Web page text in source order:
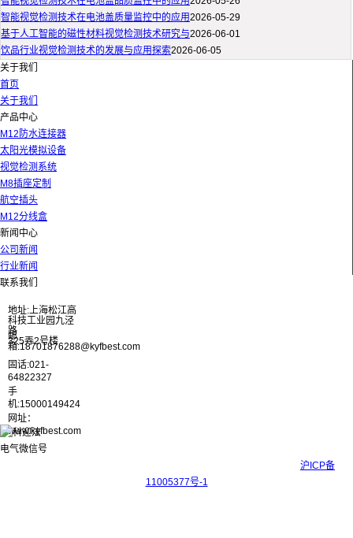
智能视觉检测技术在电池盖质量监控中的应用2026-05-29
基于人工智能的磁性材料视觉检测技术研究与2026-06-01
饮品行业视觉检测技术的发展与应用探索2026-06-05
关于我们
首页
关于我们
产品中心
M12防水连接器
太阳光模拟设备
视觉检测系统
M8插座定制
航空插头
M12分线盒
新闻中心
公司新闻
行业新闻
联系我们
地址:上海松江高
科技工业园九泾
路
325弄2号楼
邮
箱:18701876288@kyfbest.com
固话:021-
64822327
手
机:15000149424
网址：
www.kyfbest.com
沪ICP备
11005377号-1